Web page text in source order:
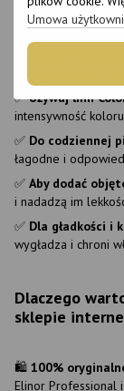
Umowa
efekt?
trwałego koloru i
✅Używaj linii
intensywność
✅ Do codziennej
łagodne i
✅ Aby dodać
i nadadzą im
✅ Dla gładkości i
wygładza i chroni
Dlaczego
sklepie
🛍 100%
Elinor Professional